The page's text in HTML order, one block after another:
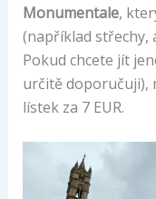
Monumentale,
(například střechy,
Pokud chcete jít
určitě doporučuji),
lístek za 7 EUR.